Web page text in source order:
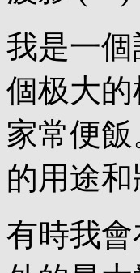
我是一
個极大
家常便
的用途和
有時我